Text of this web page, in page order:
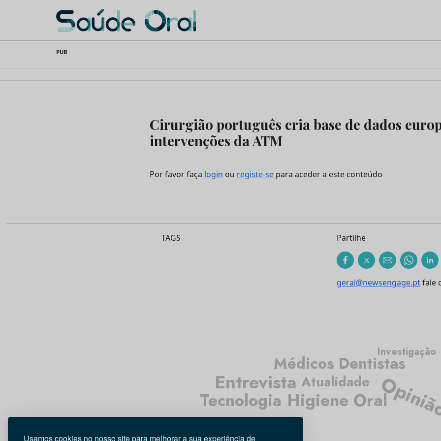
Usamos cookies no nosso site para melhorar a sua experiência de
content
Saúde Oral
PUB
Cirurgião português cria base de dados
intervenções da ATM
Por favor faça login ou registe-se para aceder a este conteúdo
TAGS Partilhe
geral@newsengage.ptfale
Atualidade
Médicos Dentistas
Higiene Oral
Entrevista
Tecnologia
Investigação